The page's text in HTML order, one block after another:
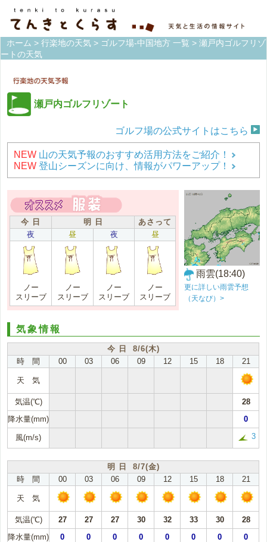
ホーム > 行楽地の天気 > ゴルフ場-中国地方 一覧 > 瀬戸内ゴルフリゾ
ートの天気
瀬戸内ゴルフリゾート
ゴルフ場の公式サイトはこちら
NEW 山の天気予報のおすすめ活用方法をご紹介！
NEW 登山シーズンに向け、情報がパワーアップ！
今 日 明 日
あさって
夜
昼 夜 昼
ノー
スリーブ
ノー
スリーブ
ノー
スリーブ
ノー
スリーブ
雨雲(18:40)
更に詳しい雨雲予想
（天なび）>
気象情報
今 日 8/6(木)
時 間
00 03 06 09 12 15 18 21
天 気
気温(℃)
28
降水量(mm)
0
風(m/s) 3
明 日 8/7(金)
時 間
00 03 06 09 12 15 18 21
天 気
気温(℃) 27 27 27 30 32 33 30
28
降水量(mm)
0 0 0 0 0 0 0 0